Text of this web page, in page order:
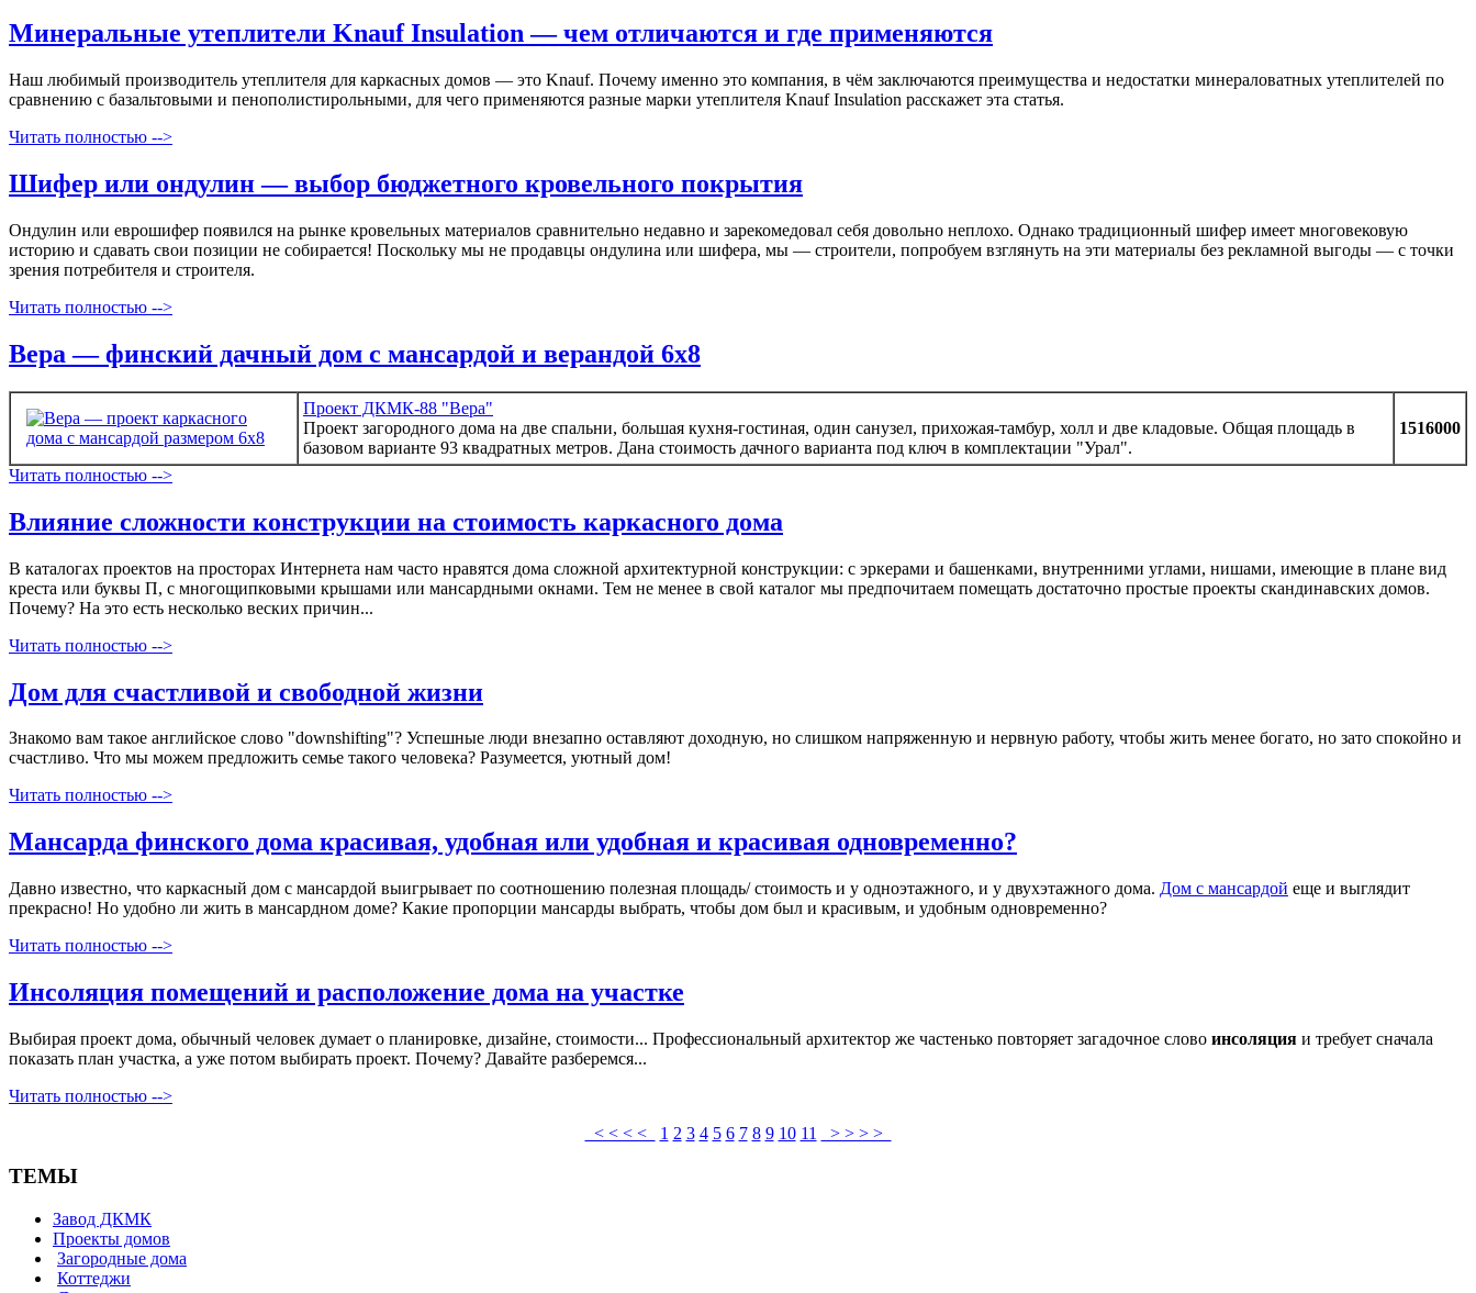
Минеральные утеплители Knauf Insulation — чем отличаются и где применяются
Наш любимый производитель утеплителя для каркасных домов — это Knauf. Почему именно это компания, в чём заключаются преимущества и недостатки минераловатных утеплителей по
сравнению с базальтовыми и пенополистирольными, для чего применяются разные марки утеплителя Knauf Insulation расскажет эта статья.
Читать полностью -->
Шифер или ондулин — выбор бюджетного кровельного покрытия
Ондулин или еврошифер появился на рынке кровельных материалов сравнительно недавно и зарекомедовал себя довольно неплохо. Однако традиционный шифер имеет многовековую
историю и сдавать свои позиции не собирается! Поскольку мы не продавцы ондулина или шифера, мы — строители, попробуем взглянуть на эти материалы без рекламной выгоды — с точки
зрения потребителя и строителя.
Читать полностью -->
Вера — финский дачный дом с мансардой и верандой 6х8
Проект ДКМК-88 "Вера"
Проект загородного дома на две спальни, большая кухня-гостиная, один санузел, прихожая-тамбур, холл и две кладовые. Общая площадь в
базовом варианте 93 квадратных метров. Дана стоимость дачного варианта под ключ в комплектации "Урал".
1516000
Читать полностью -->
Влияние сложности конструкции на стоимость каркасного дома
В каталогах проектов на просторах Интернета нам часто нравятся дома сложной архитектурной конструкции: с эркерами и башенками, внутренними углами, нишами, имеющие в плане вид
креста или буквы П, с многощипковыми крышами или мансардными окнами. Тем не менее в свой каталог мы предпочитаем помещать достаточно простые проекты скандинавских домов.
Почему? На это есть несколько веских причин...
Читать полностью -->
Дом для счастливой и свободной жизни
Знакомо вам такое английское слово "downshifting"? Успешные люди внезапно оставляют доходную, но слишком напряженную и нервную работу, чтобы жить менее богато, но зато спокойно и
счастливо. Что мы можем предложить семье такого человека? Разумеется, уютный дом!
Читать полностью -->
Мансарда финского дома красивая, удобная или удобная и красивая одновременно?
Давно известно, что каркасный дом с мансардой выигрывает по соотношению полезная площадь/ стоимость и у одноэтажного, и у двухэтажного дома. Дом с мансардой еще и выглядит
прекрасно! Но удобно ли жить в мансардном доме? Какие пропорции мансарды выбрать, чтобы дом был и красивым, и удобным одновременно?
Читать полностью -->
Инсоляция помещений и расположение дома на участке
Выбирая проект дома, обычный человек думает о планировке, дизайне, стоимости... Профессиональный архитектор же частенько повторяет загадочное слово инсоляция и требует сначала
показать план участка, а уже потом выбирать проект. Почему? Давайте разберемся...
Читать полностью -->
< < < <
1 2 3 4 5 6 7 8 9 10 11 > > > >
ТЕМЫ
Завод ДКМК
Проекты домов
Загородные дома
Коттеджи